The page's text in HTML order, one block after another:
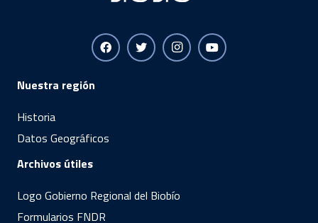
Nuestra región
Historia
Datos Geográficos
Archivos útiles
Logo Gobierno Regional del Biobío
Formularios FNDR